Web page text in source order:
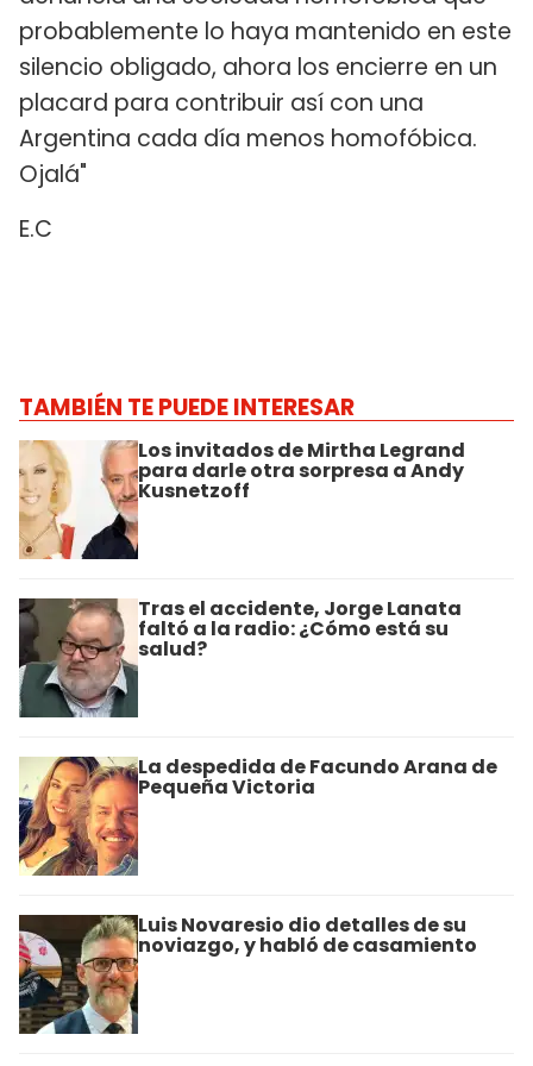
probablemente lo haya mantenido en este
silencio obligado, ahora los encierre en un
placard para contribuir así con una
Argentina cada día menos homofóbica.
Ojalá"
E.C
TAMBIÉN TE PUEDE INTERESAR
Los invitados de Mirtha Legrand
para darle otra sorpresa a Andy
Kusnetzoff
Tras el accidente, Jorge Lanata
faltó a la radio: ¿Cómo está su
salud?
La despedida de Facundo Arana de
Pequeña Victoria
Luis Novaresio dio detalles de su
noviazgo, y habló de casamiento